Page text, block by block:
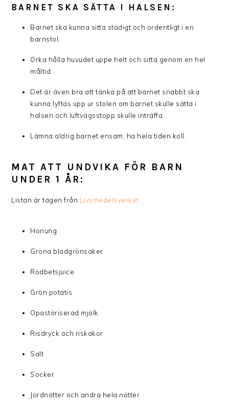
BARNET SKA SÄTTA I HALSEN:
Barnet ska kunna sitta stadigt och ordentligt i en
barnstol.
Orka hålla huvudet uppe helt och sitta genom en hel
måltid.
Det är även bra att tänka på att barnet snabbt ska
kunna lyftas upp ur stolen om barnet skulle sätta i
halsen och luftvägsstopp skulle inträffa.
Lämna aldrig barnet ensam, ha hela tiden koll.
MAT ATT UNDVIKA FÖR BARN
UNDER 1 ÅR:
Listan är tagen från Livsmedelsverket
Honung
Gröna bladgrönsaker
Rödbetsjuice
Grön potatis
Opastöriserad mjölk
Risdryck och riskakor
Salt
Socker
Jordnötter och andra hela nötter